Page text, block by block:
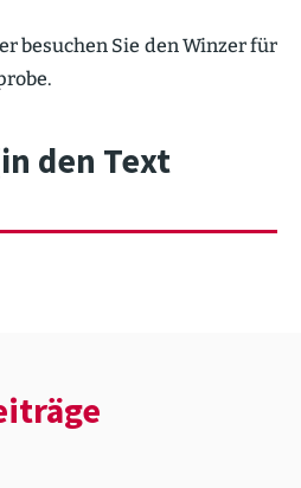
besuchen Sie den Winzer für
den Text